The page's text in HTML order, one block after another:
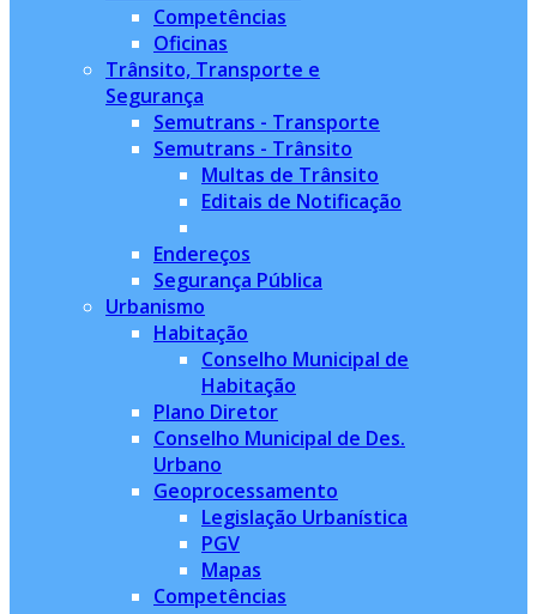
Competências
Oficinas
Trânsito, Transporte e
Segurança
Semutrans - Transporte
Semutrans - Trânsito
Multas de Trânsito
Editais de Notificação
Endereços
Segurança Pública
Urbanismo
Habitação
Conselho Municipal de
Habitação
Plano Diretor
Conselho Municipal de Des.
Urbano
Geoprocessamento
Legislação Urbanística
PGV
Mapas
Competências